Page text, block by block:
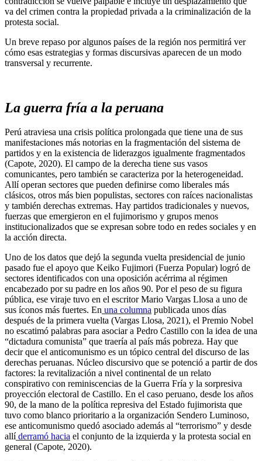
va del crimen contra la propiedad privada a la criminalización de la
protesta social.
Un breve repaso por algunos países de la región nos permitirá ver
cómo esas estrategias y formas discursivas aparecen de un modo
transversal y recurrente.
La guerra fría a la peruana
Perú atraviesa una crisis política prolongada que tiene una de sus
manifestaciones más notorias en la fragmentación del sistema de
partidos y en la existencia de liderazgos igualmente fragmentados
(Capote, 2020). El campo de la derecha tiene sus vasos
comunicantes, pero también se caracteriza por la heterogeneidad.
Allí operan sectores que pueden definirse como liberales más
clásicos, otros más bien populistas, sectores con raíces nacionalistas
y también derechas extremas. Hay partidos tradicionales y nuevos,
fuerzas que emergieron en el fujimorismo y grupos menos
institucionalizados que se expresan sobre todo en redes sociales y en
la acción directa.
Uno de los datos que dejó la segunda vuelta presidencial de junio
pasado fue el apoyo que Keiko Fujimori (Fuerza Popular) logró de
sectores identificados con una oposición acérrima al régimen
encabezado por su padre en los años 90. Por el peso de su figura
pública, ese viraje tuvo en el escritor Mario Vargas Llosa a uno de
sus íconos más fuertes. En una columna publicada unos días
después de la primera vuelta (Vargas Llosa, 2021), el Premio Nobel
no escatimó palabras para asociar a Pedro Castillo con la idea de una
“dictadura comunista” que traería al país más pobreza. Hay que
decir que el anticomunismo es un tópico central del discurso de las
derechas peruanas. Núcleo discursivo que se potenció a partir de dos
factores: la revitalización a nivel continental de un relato
conspirativo con reminiscencias de la Guerra Fría y la sorpresiva
proyección electoral de Castillo. En el caso peruano, desde los años
90, de la mano de la política represiva del Estado fujimorista que
tuvo como blanco prioritario a la organización Sendero Luminoso,
ese anticomunismo quedó asociado además al “terrorismo” y desde
allíderramó hacia el conjunto de la izquierda y la protesta social en
general (Capote, 2020).